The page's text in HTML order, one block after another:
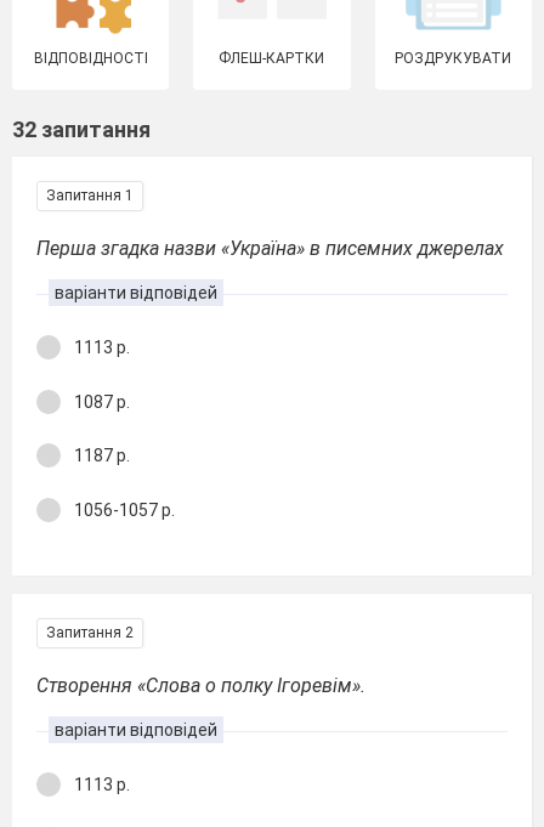
ВІДПОВІДНОСТІ ФЛЕШ-КАРТКИ РОЗДРУКУВАТИ
32 запитання
Запитання 1
Перша згадка назви «Україна» в писемних джерелах
варіанти відповідей
1113 р.
1087 р.
1187 р.
1056-1057 р.
Запитання 2
Створення «Слова о полку Ігоревім».
варіанти відповідей
1113 р.